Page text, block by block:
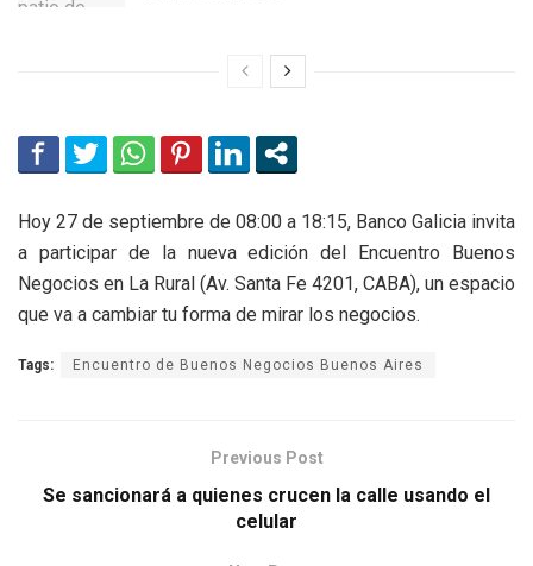
Hoy 27 de septiembre de 08:00 a 18:15, Banco Galicia invita
a participar de la nueva edición del Encuentro Buenos
Negocios en La Rural (Av. Santa Fe 4201, CABA), un espacio
que va a cambiar tu forma de mirar los negocios.
Tags: Encuentro de Buenos Negocios Buenos Aires
Previous Post
Se sancionará a quienes crucen la calle usando el
celular